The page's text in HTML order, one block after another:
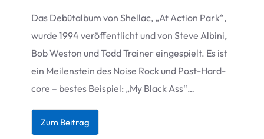
Das Debüt­al­bum von Shel­lac, „At Action Park“,
wurde 1994 ver­öf­fent­licht und von Steve Albini,
Bob Wes­ton und Todd Trai­ner ein­ge­spielt. Es ist
ein Mei­len­stein des Noise Rock und Post-Hard­
core – bes­tes Bei­spiel: „My Black Ass“…
Zum Bei­trag